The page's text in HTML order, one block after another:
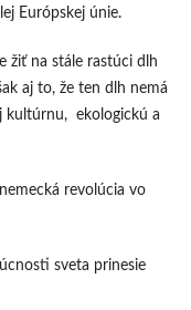
Európskej únie.
žiť na stále rastúci dlh
aj to, že ten dlh nemá
kultúrnu, ekologickú a
revolúcia vo
sveta prinesie